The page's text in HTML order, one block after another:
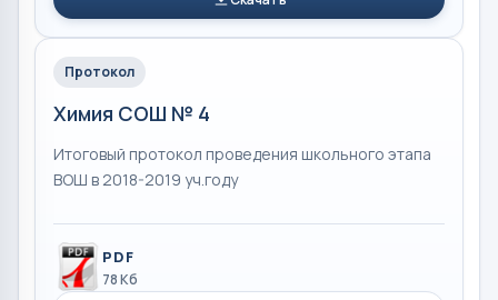
Протокол
Химия СОШ № 4
Итоговый протокол проведения школьного этапа
ВОШ в 2018-2019 уч.году
PDF
78 Кб